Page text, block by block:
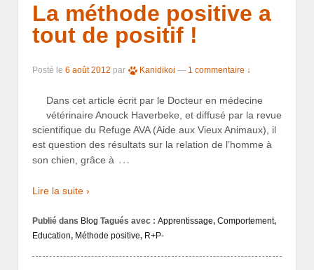
La méthode positive a
tout de positif !
Posté le 6 août 2012 par Kanidikoi — 1 commentaire ↓
Dans cet article écrit par le Docteur en médecine
vétérinaire Anouck Haverbeke, et diffusé par la revue
scientifique du Refuge AVA (Aide aux Vieux Animaux), il
est question des résultats sur la relation de l’homme à
son chien, grâce à …
Lire la suite ›
Publié dans Blog Tagués avec : Apprentissage, Comportement,
Education, Méthode positive, R+P-